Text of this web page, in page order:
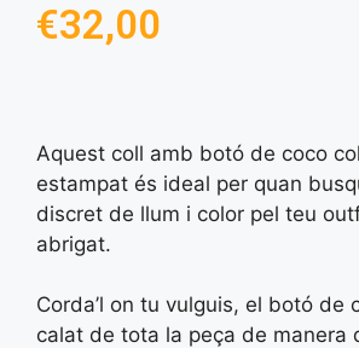
€32,00
Aquest coll amb botó de coco
estampat és ideal per quan
discret de llum i color pel teu
abrigat.
Corda’l on tu vulguis, el botó de
calat de tota la peça de manera